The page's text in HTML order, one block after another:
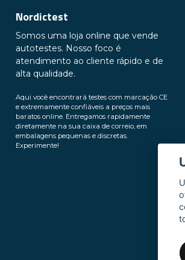
Enviar
Nordictest
Somos uma loja online que vende
autotestes. Nosso foco é
atendimento ao cliente rápido e de
alta qualidade.
Aqui você encontrará testes com marcação CE
e extremamente confiáveis ​​a preços mais
baratos online. Entregamos rapidamente
diretamente na sua caixa de correio, em
embalagens pequenas e discretas.
Experimente!